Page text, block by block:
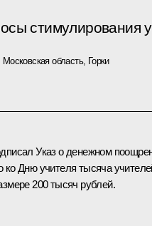
стимулирования
Московская область, Горки
Указ о денежном
ко Дню учителя тысяча
200 тысяч рублей.